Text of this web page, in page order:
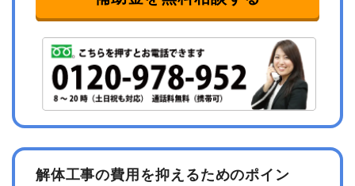
解体工事の費用を抑えるためのポイン